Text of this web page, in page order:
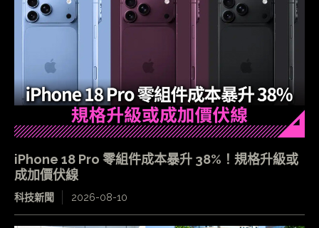
iPhone 18 Pro 零組件成本暴升 38%！規格升級或
成加價伏線
科技新聞 2026-08-10